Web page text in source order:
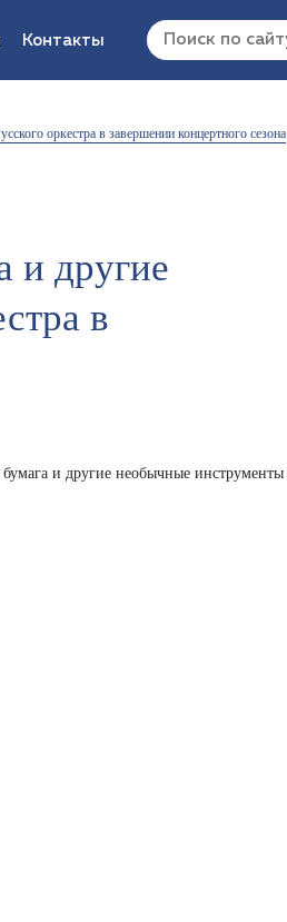
Контакты
оркестра в завершении концертного сезона
и другие
в